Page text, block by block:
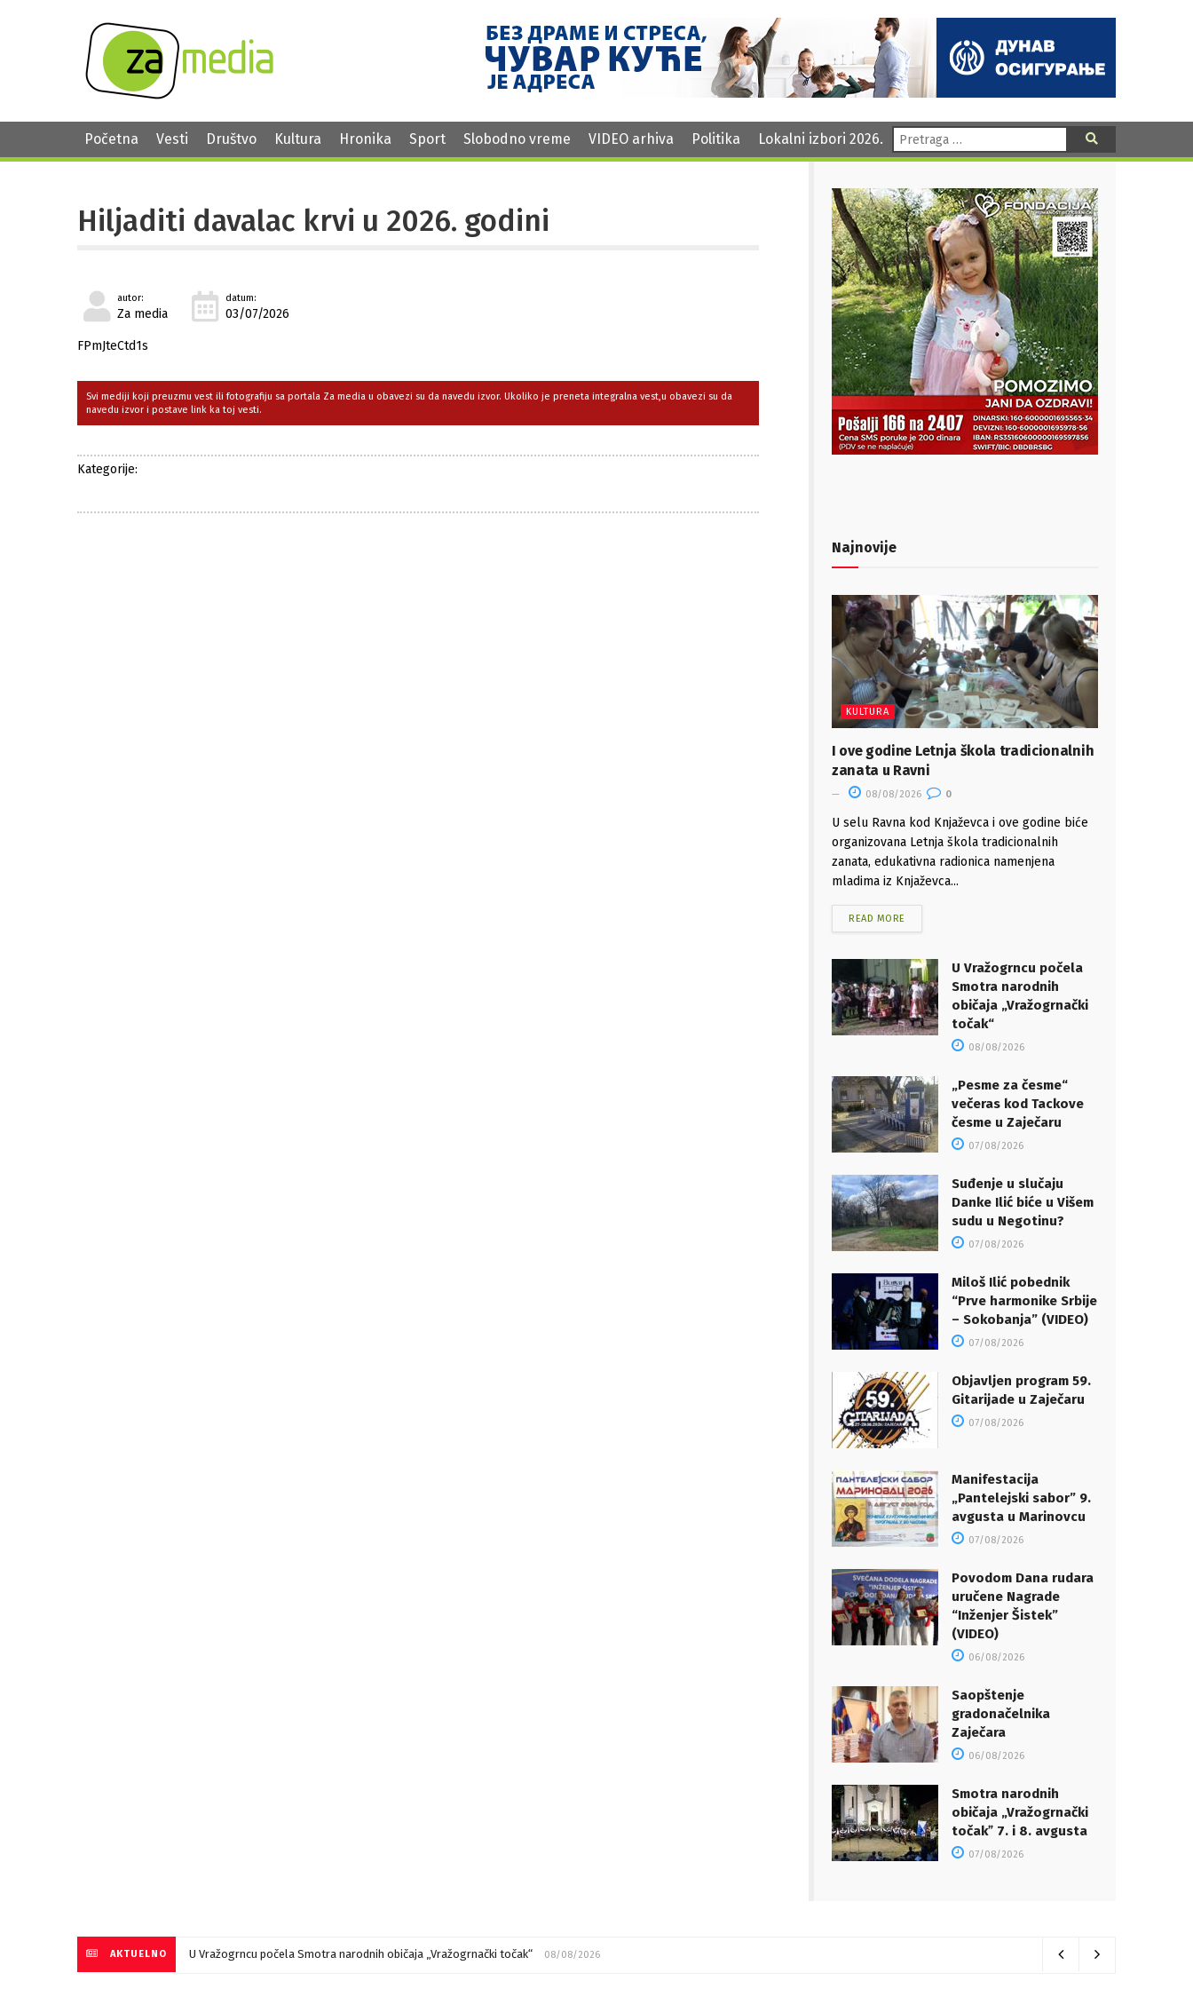
Početna Vesti Društvo Kultura Hronika Sport Slobodno vreme VIDEO arhiva Politika Lokalni izbori 2026. Pretraga:
Hiljaditi davalac krvi u 2026. godini
autor:
Za media
datum:
03/07/2026
FPmJteCtd1s
Svi mediji koji preuzmu vest ili fotografiju sa portala Za media u obavezi su da navedu izvor. Ukoliko je preneta integralna vest,u obavezi su da
navedu izvor i postave link ka toj vesti.
Kategorije:
Najnovije
KULTURA
I ove godine Letnja škola tradicionalnih
zanata u Ravni
08/08/2026 0
U selu Ravna kod Knjaževca i ove godine biće
organizovana Letnja škola tradicionalnih
zanata, edukativna radionica namenjena
mladima iz Knjaževca...
READ MORE
U Vražogrncu počela
Smotra narodnih
običaja „Vražogrnački
točak“
08/08/2026
„Pesme za česme“
večeras kod Tackove
česme u Zaječaru
07/08/2026
Suđenje u slučaju
Danke Ilić biće u Višem
sudu u Negotinu?
07/08/2026
Miloš Ilić pobednik
“Prve harmonike Srbije
– Sokobanja” (VIDEO)
07/08/2026
Objavljen program 59.
Gitarijade u Zaječaru
07/08/2026
Manifestacija
„Pantelejski sabor” 9.
avgusta u Marinovcu
07/08/2026
Povodom Dana rudara
uručene Nagrade
“Inženjer Šistek”
(VIDEO)
06/08/2026
Saopštenje
gradonačelnika
Zaječara
06/08/2026
Smotra narodnih
običaja „Vražogrnački
točakˮ 7. i 8. avgusta
07/08/2026
AKTUELNO U Vražogrncu počela Smotra narodnih običaja „Vražogrnački točak“ 08/08/2026